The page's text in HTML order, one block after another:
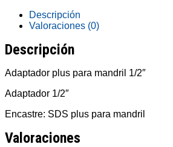
Descripción
Valoraciones (0)
Descripción
Adaptador plus para mandril 1/2″
Adaptador 1/2″
Encastre: SDS plus para mandril
Valoraciones